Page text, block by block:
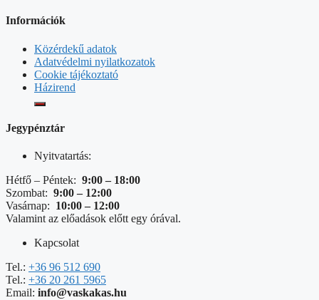
Információk
Közérdekű adatok
Adatvédelmi nyilatkozatok
Cookie tájékoztató
Házirend
Jegypénztár
Nyitvatartás:
Hétfő – Péntek: 9:00 – 18:00
Szombat: 9:00 – 12:00
Vasárnap: 10:00 – 12:00
Valamint az előadások előtt egy órával.
Kapcsolat
Tel.: +36 96 512 690
Tel.: +36 20 261 5965
Email: info@vaskakas.hu